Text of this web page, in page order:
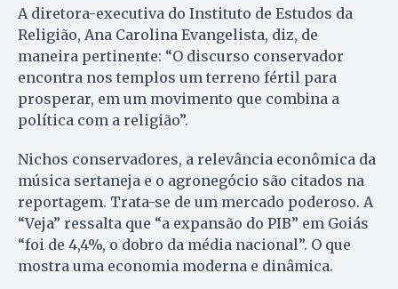
A diretora-executiva do Instituto de Estudos da
Religião, Ana Carolina Evangelista, diz, de
maneira pertinente: “O discurso conservador
encontra nos templos um terreno fértil para
prosperar, em um movimento que combina a
política com a religião”.
Nichos conservadores, a relevância econômica da
música sertaneja e o agronegócio são citados na
reportagem. Trata-se de um mercado poderoso. A
“Veja” ressalta que “a expansão do PIB” em Goiás
“foi de 4,4%, o dobro da média nacional”. O que
mostra uma economia moderna e dinâmica.